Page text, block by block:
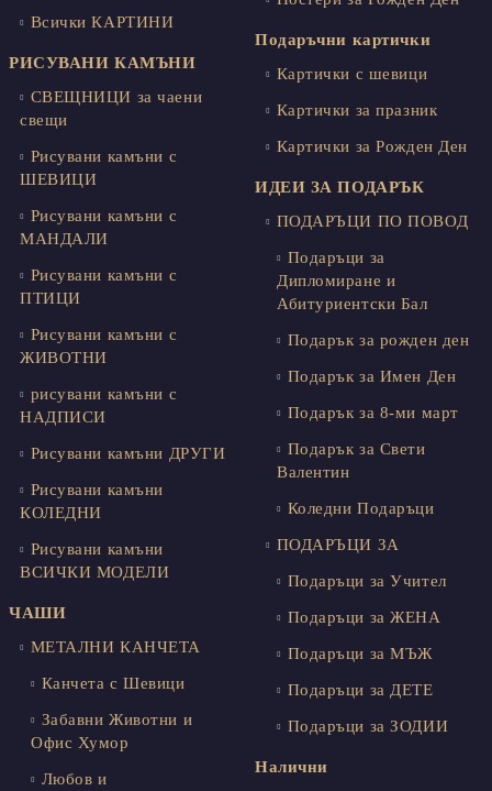
Всички КАРТИНИ
РИСУВАНИ КАМЪНИ
СВЕЩНИЦИ за чаени
свещи
Рисувани камъни с
ШЕВИЦИ
Рисувани камъни с
МАНДАЛИ
Рисувани камъни с
ПТИЦИ
Рисувани камъни с
ЖИВОТНИ
рисувани камъни с
НАДПИСИ
Рисувани камъни ДРУГИ
Рисувани камъни
КОЛЕДНИ
Рисувани камъни
ВСИЧКИ МОДЕЛИ
ЧАШИ
МЕТАЛНИ КАНЧЕТА
Канчета с Шевици
Забавни Животни и
Офис Хумор
Любов и
Подаръчни картички
Картички с шевици
Картички за празник
Картички за Рожден Ден
ИДЕИ ЗА ПОДАРЪК
ПОДАРЪЦИ ПО ПОВОД
Подаръци за
Дипломиране и
Абитуриентски Бал
Подарък за рожден ден
Подарък за Имен Ден
Подарък за 8-ми март
Подарък за Свети
Валентин
Коледни Подаръци
ПОДАРЪЦИ ЗА
Подаръци за Учител
Подаръци за ЖЕНА
Подаръци за МЪЖ
Подаръци за ДЕТЕ
Подаръци за ЗОДИИ
Налични